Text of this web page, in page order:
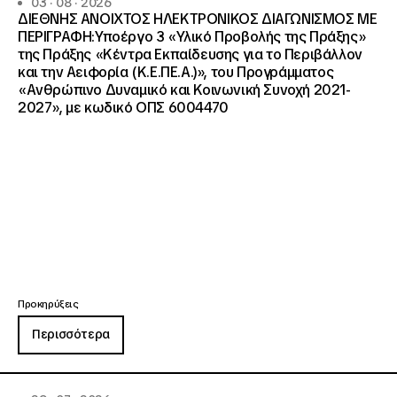
ΔΙΕΘΝΗΣ ΑΝΟΙΧΤΟΣ ΗΛΕΚΤΡΟΝΙΚΟΣ ΔΙΑΓΩΝΙΣΜΟΣ ΜΕ
ΠΕΡΙΓΡΑΦΗ:Υποέργο 3 «Υλικό Προβολής της Πράξης»
της Πράξης «Κέντρα Εκπαίδευσης για το Περιβάλλον
και την Αειφορία (Κ.Ε.ΠΕ.Α.)», του Προγράμματος
«Ανθρώπινο Δυναμικό και Κοινωνική Συνοχή 2021-
2027», με κωδικό ΟΠΣ 6004470
Προκηρύξεις
Περισσότερα